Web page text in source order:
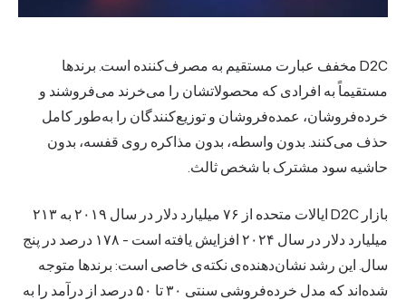
D2C مخفف عبارت مستقیم به مصرف‌کننده است. برندها
به افرادی که محصولاتشان را می‌خرند می‌فروشند و
عمده‌فروشان و توزیع‌کنندگان را به‌طور کامل
می‌کنند. بدون واسطه، بدون مذاکره روی قفسه، بدون
سود مشترک با شخص ثالث.
بازار D2C ایالات متحده از ۷۶ میلیارد دلار در سال ۲۰۱۹ به ۲۱۳
میلیارد دلار در سال ۲۰۲۴ افزایش یافته است - ۱۷۸ درصد در پنج
این رشد نشان‌دهنده‌ی نکته‌ی خاصی است: برندها متوجه
شده‌اند که مدل خرده‌فروشی سنتی ۳۰ تا ۵۰ درصد از درآمد را به